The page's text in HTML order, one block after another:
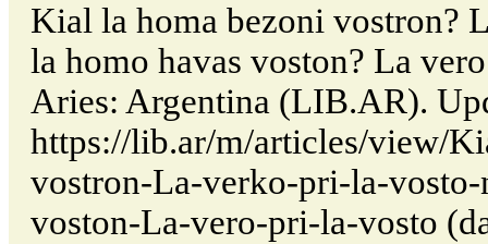
Kial la homa bezoni vostron?
la homo havas voston? La
Aries: Argentina (LIB.AR).
https://lib.ar/m/articles/view/
vostron-La-verko-pri-la-
voston-La-vero-pri-la-vosto